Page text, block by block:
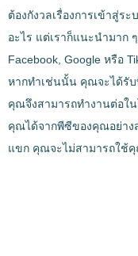
ต้องกังวลเรื่องการเข้าสู่ร
อะไร แต่เราก็แนะนำมาก
Facebook, Google หรือ
หากทำเช่นนั้น คุณจะได้รั
คุณจึงสามารถทำงานต่อใ
คุณได้จากพีซีของคุณอย่าง
แขก คุณจะไม่สามารถใช้